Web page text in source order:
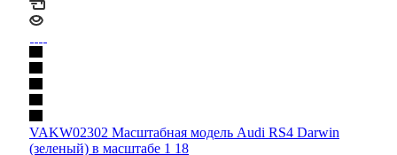
VAKW02302 Масштабная модель Audi RS4 Darwin
(зеленый) в масштабе 1 18